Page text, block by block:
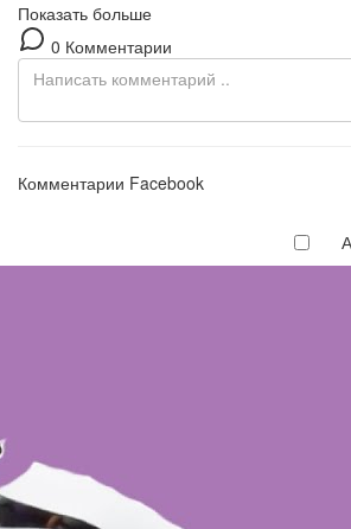
Показать больше
0 Комментарии
Комментарии Facebook